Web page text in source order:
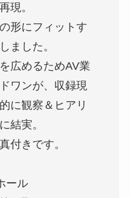
現。
形にフィットす
ました。
広めるためAV業
ワンが、収録現
に観察＆ヒアリ
結実。
付きです。
ール